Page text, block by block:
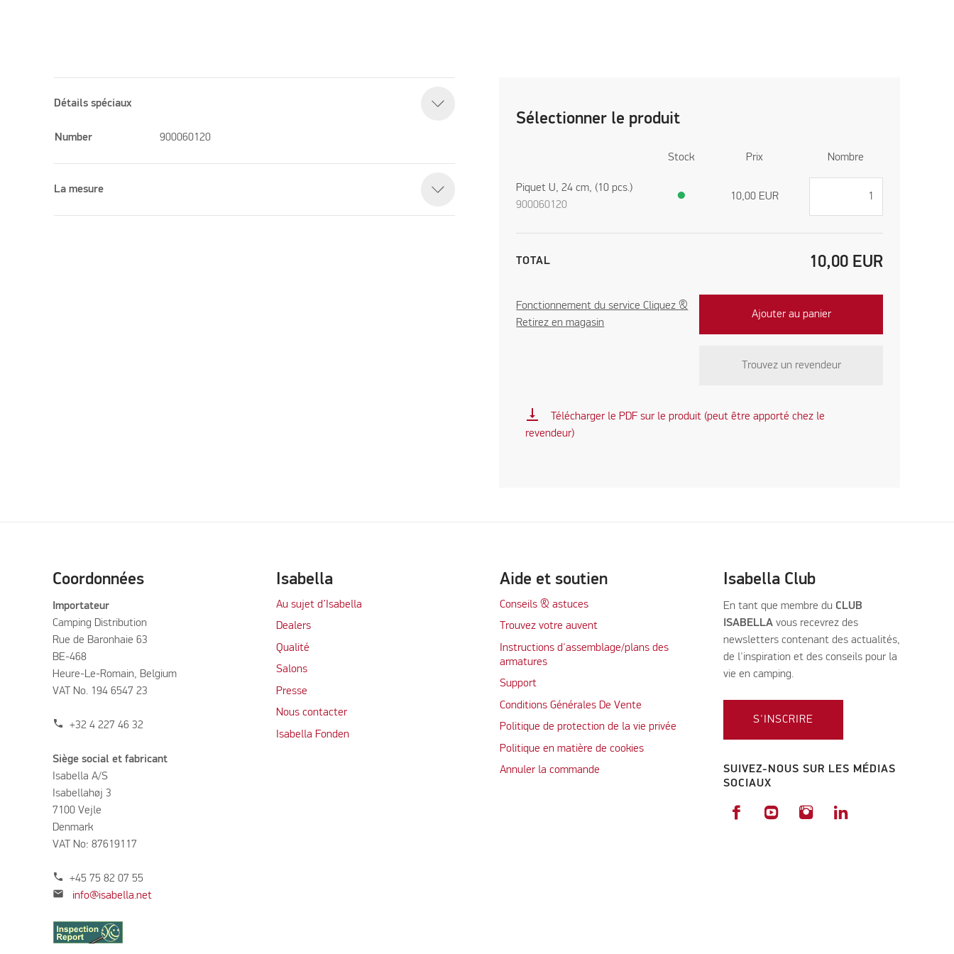
Sélectionner le produit
Stock Prix Nombre
Piquet U, 24 cm, (10 pcs.)
900060120
● 10,00 EUR
TOTAL 10,00 EUR
Fonctionnement du service Cliquez &
Retirez en magasin
Ajouter au panier
Trouvez un revendeur
vertical_align_bottom
Télécharger le PDF sur le produit (peut être apporté chez le
revendeur)
Détails spéciaux
Number 900060120
La mesure
Coordonnées
Importateur
Camping Distribution
Rue de Baronhaie 63
BE-468
Heure-Le-Romain, Belgium
VAT No. 194 6547 23
phone +32 4 227 46 32
Siège social et fabricant
Isabella A/S
Isabellahøj 3
7100 Vejle
Denmark
VAT No: 87619117
phone +45 75 82 07 55
mail info@isabella.net
Isabella
Au sujet d’Isabella
Dealers
Qualité
Salons
Presse
Nous contacter
Isabella Fonden
Aide et soutien
Conseils & astuces
Trouvez votre auvent
Instructions d'assemblage/plans des
armatures
Support
Conditions Générales De Vente
Politique de protection de la vie privée
Politique en matière de cookies
Annuler la commande
Isabella Club
En tant que membre du CLUB
ISABELLA vous recevrez des
newsletters contenant des actualités,
de l'inspiration et des conseils pour la
vie en camping.
S'INSCRIRE
SUIVEZ-NOUS SUR LES MÉDIAS
SOCIAUX